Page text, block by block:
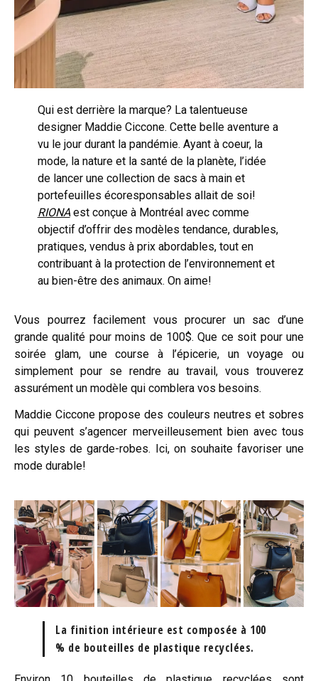
Qui est derrière la marque? La talentueuse
designer Maddie Ciccone. Cette belle aventure a
vu le jour durant la pandémie. Ayant à coeur, la
mode, la nature et la santé de la planète, l’idée
de lancer une collection de sacs à main et
portefeuilles écoresponsables allait de soi!
RIONAest conçue à Montréal avec comme
objectif d’offrir des modèles tendance, durables,
pratiques, vendus à prix abordables, tout en
contribuant à la protection de l’environnement et
au bien-être des animaux. On aime!
Vous pourrez facilement vous procurer un sac d’une
grande qualité pour moins de 100$. Que ce soit pour une
soirée glam, une course à l’épicerie, un voyage ou
simplement pour se rendre au travail, vous trouverez
assurément un modèle qui comblera vos besoins.
Maddie Ciccone propose des couleurs neutres et sobres
qui peuvent s’agencer merveilleusement bien avec tous
les styles de garde-robes. Ici, on souhaite favoriser une
mode durable!
La finition intérieure est composée à 100
% de bouteilles de plastique recyclées.